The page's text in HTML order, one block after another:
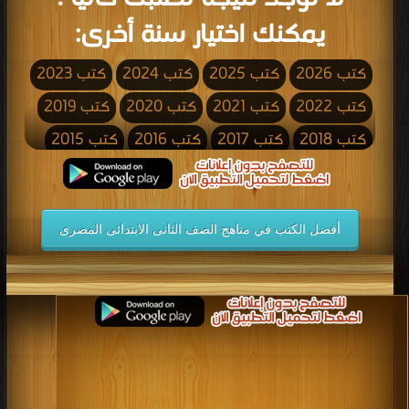
يمكنك اختيار سنة أخرى:
كتب 2026 كتب 2025 كتب 2024
كتب 2023
كتب 2022
كتب 2021 كتب 2020
كتب 2019
كتب 2018
كتب 2017 كتب 2016
كتب 2015
كتب 2013 كتب 2012
كتب 2011
كتب 2010
كتب 2009 كتب 2008
كتب 2007
كتب 2006
كتب 2005 كتب 2004
كتب 2003
كتب 2002
كتب 2001 كتب 2000
كتب 1999
كتب 1998
كتب 1997 كتب 1996
كتب 1995
كتب 1994
كتب 1993 كتب 1992
كتب 1991
كتب 1988
كتب 1987
أفضل الكتب في مناهج الصف الثانى الابتدائى المصرى